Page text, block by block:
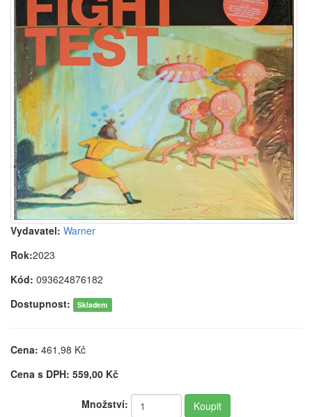
Vydavatel: Warner
Rok:2023
Kód: 093624876182
Dostupnost:
Skladem
Cena: 461,98 Kč
Cena s DPH: 559,00 Kč
Množství: